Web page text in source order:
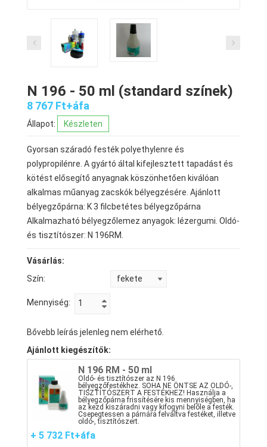
N 196 - 50 ml (standard színek)
8 767 Ft+áfa
Állapot: Készleten
Gyorsan száradó festék polyethylenre és
polypropilénre. A gyártó által kifejlesztett tapadást és
kötést elősegítő anyagnak köszönhetően kiválóan
alkalmas műanyag zacskók bélyegzésére. Ajánlott
bélyegzőpárna: K 3 filcbetétes bélyegzőpárna
Alkalmazható bélyegzőlemez anyagok: lézergumi. Oldó-
és tisztítószer: N 196RM.
Vásárlás:
Szín:
Mennyiség:
Bővebb leírás jelenleg nem elérhető.
Ajánlott kiegészítők:
N 196 RM - 50 ml
Oldó- és tisztítószer az N 196
bélyegzőfestékhez. SOHA NE ÖNTSE AZ OLDÓ-,
TISZTÍTÓSZERT A FESTÉKHEZ! Használja a
bélyegzőpárna frissítésére kis mennyiségben, ha
az kezd kiszáradni vagy kifogyni belőle a festék.
Csepegtessen a párnára felváltva festéket, illetve
oldó-, tisztítószert.
+ 5 732 Ft+áfa